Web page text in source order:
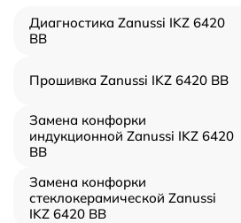
Диагностика Zanussi IKZ 6420
BB
Прошивка Zanussi IKZ 6420 BB
Замена конфорки
индукционной Zanussi IKZ 6420
BB
Замена конфорки
стеклокерамической Zanussi
IKZ 6420 BB